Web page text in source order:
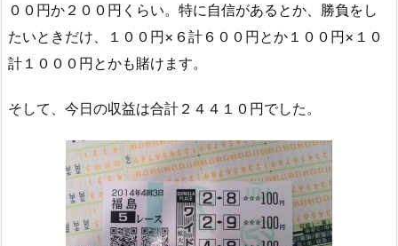
００円か２００円くらい。特に自信があるとか、勝負をし
たいときだけ、１００円×６計６００円とか１００円×１０
計１０００円とかも賭けます。
そして、今日の収益は合計２４４１０円でした。